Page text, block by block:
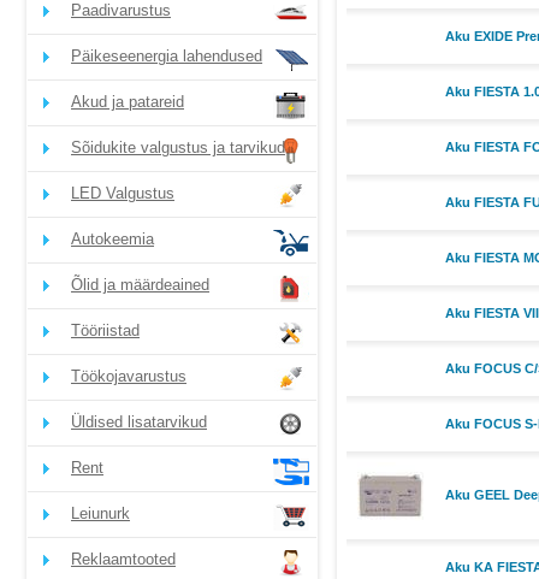
Paadivarustus
Päikeseenergia lahendused
Akud ja patareid
Sõidukite valgustus ja tarvikud
LED Valgustus
Autokeemia
Õlid ja määrdeained
Tööriistad
Töökojavarustus
Üldised lisatarvikud
Rent
Leiunurk
Reklaamtooted
Aku EXIDE
Aku FIESTA
Aku FIESTA
Aku FIESTA
Aku FIESTA
Aku FIESTA
Aku FOCUS
Aku FOCUS
Aku GEEL
Aku KA